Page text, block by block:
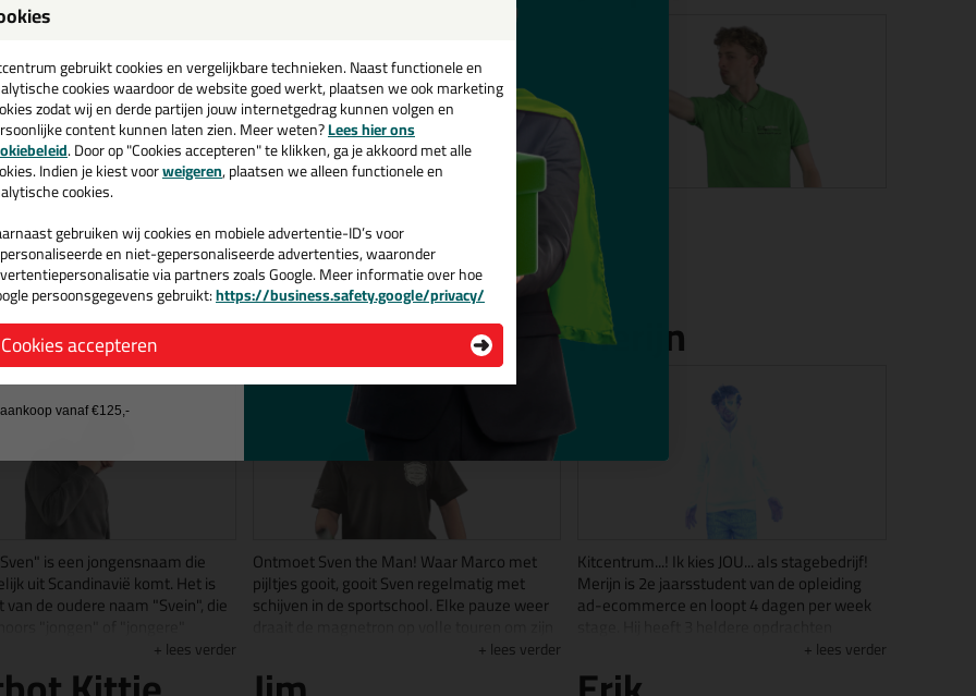
Tomas:
up in the air, put you Hans up,
ontwikkelen bij
is gaat hij graag uit met z'n
meissie, en een beetje bier is
Toern op de Vespa Ciao,
vlees, broodje bakpao, rollen
op me Vespa, ciao
kunnen nog wel wat van hem
het alleen maar dat ze veel van
leren!
van Chris:
Spurs go marching in"
van onze
Met haar vrolijke en
persoonlijkheid pickt en pakt zij
zorgvuldig in, terwijl ze een
op het gezicht van haar
Stout speciaalbiertje of een IPA
nee, maar ook een avond
Nintendo Switch of PS5.
lees verder
B.
is een jongensnaam die
uit Scandinavië komt. Het is
de oudere naam "Svein", die
Bij ons heet hij gewoon lees verder
Sven K.
Ontmoet Sven the Man! Waar Marco met
pijltjes gooit, gooit Sven regelmatig met
schijven in de sportschool. Elke pauze weer
Musscle Meat maaltijd op te warmen. Heeft
hij nog tijd over? Dan speelt hij de sterren
lees verder
Merijn
Kitcentrum...! Ik kies JOU... als stagebedrijf!
Merijn is 2e jaarsstudent van de opleiding
ad-ecommerce en loopt 4 dagen per week
onderzoeken, uitvoeren en analyseren.
lees verder
gebruikt cookies en vergelijkbare technieken. Naast functionele en
cookies waardoor de website goed werkt, plaatsen we ook marketing
zodat wij en derde partijen jouw internetgedrag kunnen volgen en
content kunnen laten zien. Meer weten?Lees hier ons
. Door op "Cookies accepteren" te klikken, ga je akkoord met alle
Indien je kiest voorweigeren, plaatsen we alleen functionele en
cookies.
gebruiken wij cookies en mobiele advertentie-ID’s voor
en niet-gepersonaliseerde advertenties, waaronder
via partners zoals Google. Meer informatie over hoe
persoonsgegevens gebruikt:https://business.safety.google/privacy/
Cookies accepteren
💚
en ontvang een
€35,-bij je eerste bestelling!
de actiecode ›
geen cadeau
vanaf €125,-